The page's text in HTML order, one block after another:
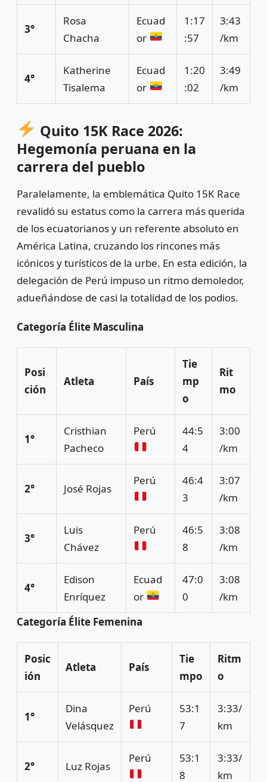
3°
Rosa
Chacha
Ecuad
or
1:17
:57
3:43
/km
4°
Katherine
Tisalema
Ecuad
or
1:20
:02
3:49
/km
Quito 15K Race 2026:
Hegemonía peruana en la
carrera del pueblo
Paralelamente, la emblemática Quito 15K Race
revalidó su estatus como la carrera más querida
de los ecuatorianos y un referente absoluto en
América Latina, cruzando los rincones más
icónicos y turísticos de la urbe. En esta edición, la
delegación de Perú impuso un ritmo demoledor,
adueñándose de casi la totalidad de los podios.
Categoría Élite Masculina
Posi
ción
Atleta País
Tie
mp
o
Rit
mo
1°
Cristhian
Pacheco
Perú
44:5
4
3:00
/km
2° José Rojas
Perú
46:4
3
3:07
/km
3°
Luis
Chávez
Perú
46:5
8
3:08
/km
4°
Edison
Enríquez
Ecuad
or
47:0
0
3:08
/km
Categoría Élite Femenina
Posic
ión
Atleta País
Tie
mpo
Ritm
o
1°
Dina
Velásquez
Perú
53:1
7
3:33/
km
2° Luz Rojas
Perú
53:1
8
3:33/
km